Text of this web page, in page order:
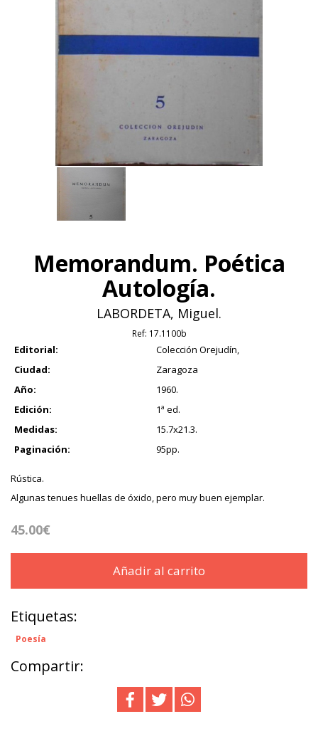
Memorandum. Poética
Autología.
LABORDETA, Miguel.
Ref: 17.1100b
Editorial:
Colección Orejudín,
Ciudad:
Zaragoza
Año:
1960.
Edición:
1ª ed.
Medidas:
15.7x21.3.
Paginación:
95pp.
Rústica.
Algunas tenues huellas de óxido, pero muy buen ejemplar.
45.00€
Añadir al carrito
Etiquetas:
Poesía
Compartir: